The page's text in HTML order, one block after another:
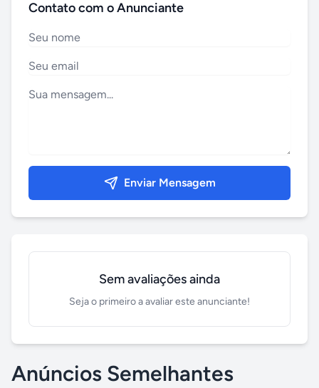
Contato com o Anunciante
Enviar Mensagem
Sem avaliações ainda
Seja o primeiro a avaliar este anunciante!
Anúncios Semelhantes